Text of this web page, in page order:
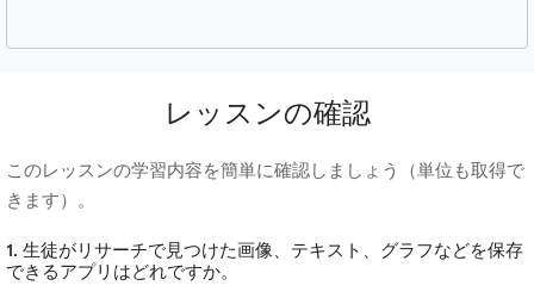
レッスンの確認
このレッスンの学習内容を簡単に確認しましょう（単位も取得で
きます）。
1. 生徒がリサーチで見つけた画像、テキスト、グラフなどを保存
できるアプリはどれですか。